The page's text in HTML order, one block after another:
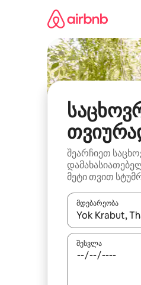
შეარჩიეთ
მეტი თვით
მდებარეობა
როცა შედეგები
შესვლა